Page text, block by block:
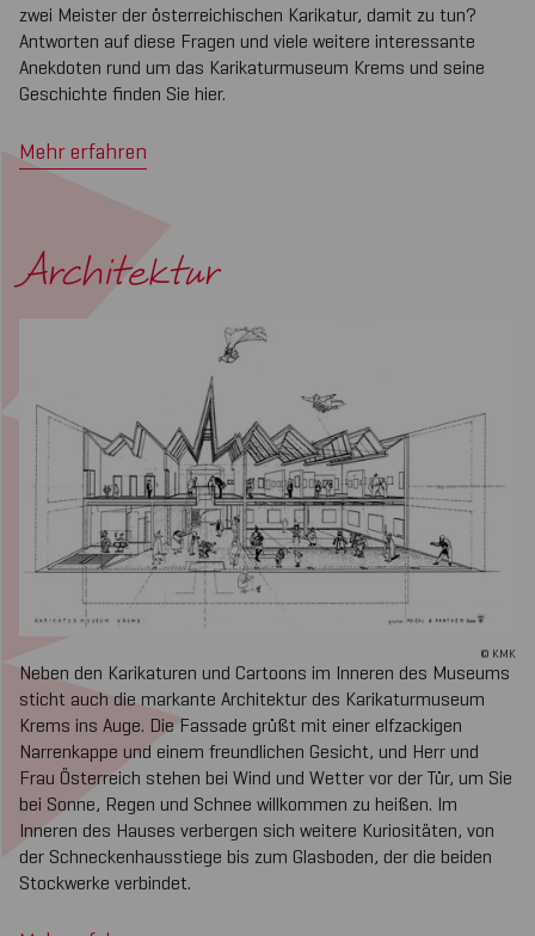
zwei Meister der österreichischen Karikatur, damit zu tun?
Antworten auf diese Fragen und viele weitere interessante
Anekdoten rund um das Karikaturmuseum Krems und seine
Geschichte finden Sie hier.
Mehr erfahren
Architektur
© KMK
Neben den Karikaturen und Cartoons im Inneren des Museums
sticht auch die markante Architektur des Karikaturmuseum
Krems ins Auge. Die Fassade grüßt mit einer elfzackigen
Narrenkappe und einem freundlichen Gesicht, und Herr und
Frau Österreich stehen bei Wind und Wetter vor der Tür, um Sie
bei Sonne, Regen und Schnee willkommen zu heißen. Im
Inneren des Hauses verbergen sich weitere Kuriositäten, von
der Schneckenhausstiege bis zum Glasboden, der die beiden
Stockwerke verbindet.